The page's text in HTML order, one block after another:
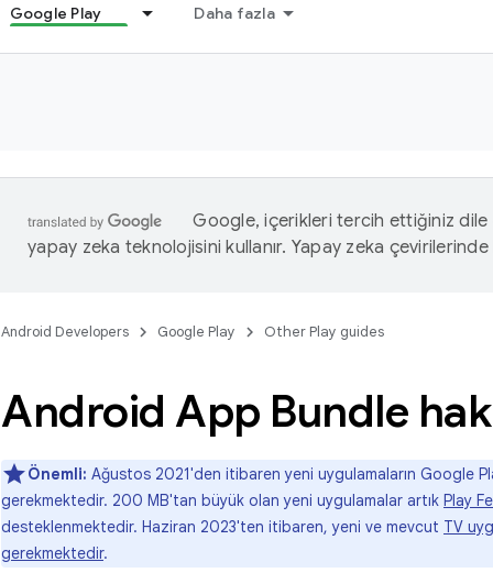
Google Play Daha fazla
Google, içerikleri tercih ettiğiniz dile
yapay zeka teknolojisini kullanır. Yapay zeka
Android Developers Google Play Other Play guides
Android App Bundle
Önemli: Ağustos 2021'den itibaren yeni uygulamaların Google
gerekmektedir. 200 MB'tan büyük olan yeni uygulamalar artık Play
desteklenmektedir. Haziran 2023'ten itibaren, yeni ve mevcut TV
gerekmektedir.